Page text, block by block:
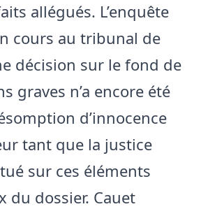
allégués. L’enquête
cours au tribunal de
décision sur le fond de
graves n’a encore été
d’innocence
tant que la justice
sur ces éléments
du dossier. Cauet